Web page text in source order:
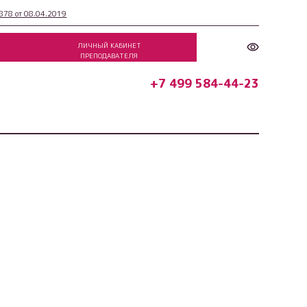
от 08.04.2019
ЛИЧНЫЙ КАБИНЕТ
ПРЕПОДАВАТЕЛЯ
+7 499 584-44-23